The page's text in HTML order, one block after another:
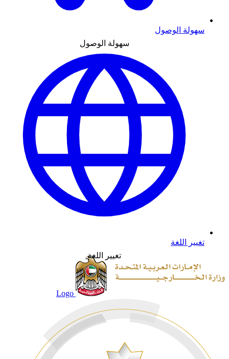
سهولة الوصول
سهولة الوصول
تغيير اللغة
تغيير اللغة
Logo